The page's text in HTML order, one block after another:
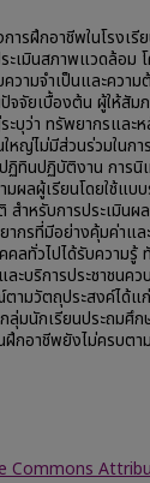
ารฝึกอาชีพในโรงเรี
เมินสภาพแวดล้อม
วามจำเป็นและควา
ปัจจัยเบื้องต้น ผู้ให้สั
บุว่า ทรัพยากรและ
หญ่ไม่มีส่วนร่วมในกา
ทินปฏิบัติงาน การนิ
ผลผู้เรียนโดยใช้แบ
ำหรับการประเมินผ
ากรที่มีอย่างคุ้มค่าแล
ลทั่วไปได้รับความรู้
ละบริการประชาชน
ามวัตถุประสงค์ได้แ
มนักเรียนประถมศึ
กอาชีพยังไม่ครบตา
Commons